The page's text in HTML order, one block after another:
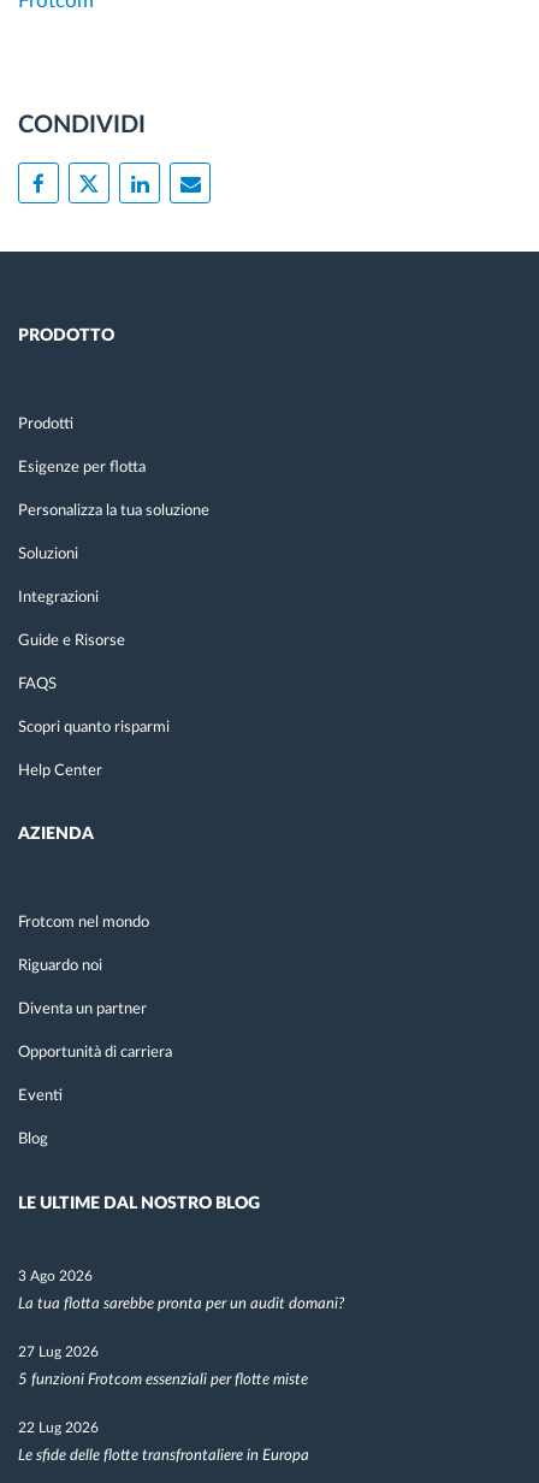
CONDIVIDI
PRODOTTO
Prodotti
Esigenze per flotta
Personalizza la tua soluzione
Soluzioni
Integrazioni
Guide e Risorse
FAQS
Scopri quanto risparmi
Help Center
AZIENDA
Frotcom nel mondo
Riguardo noi
Diventa un partner
Opportunità di carriera
Eventi
Blog
LE ULTIME DAL NOSTRO BLOG
3 Ago 2026
La tua flotta sarebbe pronta per un audit domani?
27 Lug 2026
5 funzioni Frotcom essenziali per flotte miste
22 Lug 2026
Le sfide delle flotte transfrontaliere in Europa